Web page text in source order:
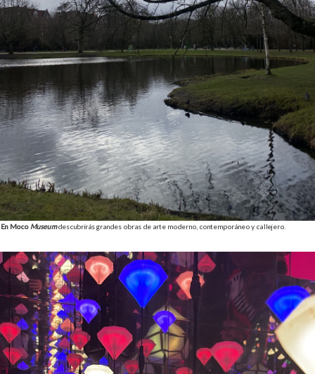
En MocoMuseumdescubrirás grandes obras de arte moderno, contemporáneo y callejero.